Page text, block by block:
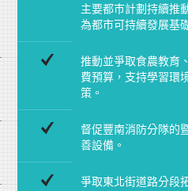
主要都巿計劃持續推
為都市可持續發展基
推動並爭取食農教育
費預算，支持學習環
策。
督促豐南消防分隊的
善設備。
爭取東北街道路分段